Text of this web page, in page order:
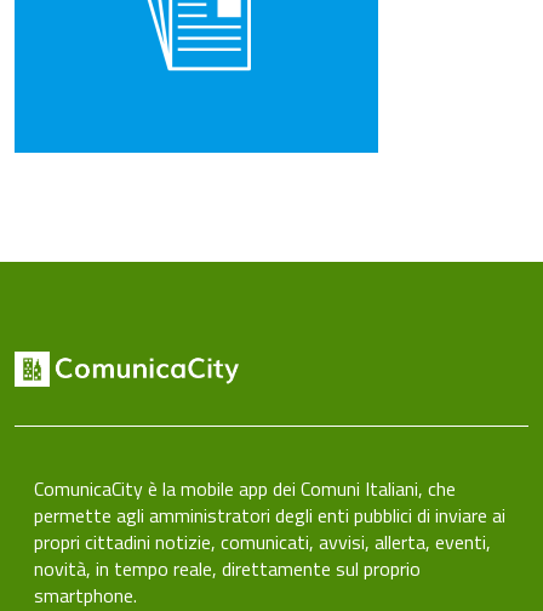
ComunicaCity è la mobile app dei Comuni Italiani, che
permette agli amministratori degli enti pubblici di inviare ai
propri cittadini notizie, comunicati, avvisi, allerta, eventi,
novità, in tempo reale, direttamente sul proprio
smartphone.